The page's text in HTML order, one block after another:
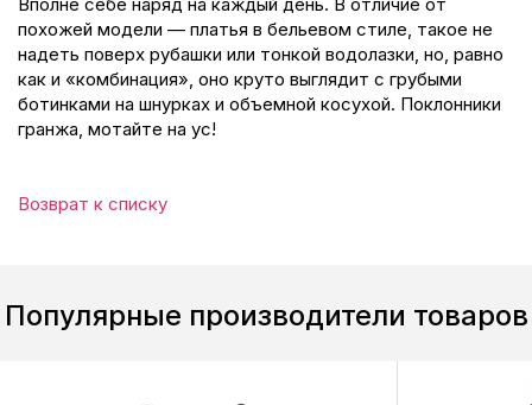
Вполне себе наряд на каждый день. В отличие от
похожей модели — платья в бельевом стиле, такое не
надеть поверх рубашки или тонкой водолазки, но, равно
как и «комбинация», оно круто выглядит с грубыми
ботинками на шнурках и объемной косухой. Поклонники
гранжа, мотайте на ус!
Возврат к списку
Популярные производители товаров